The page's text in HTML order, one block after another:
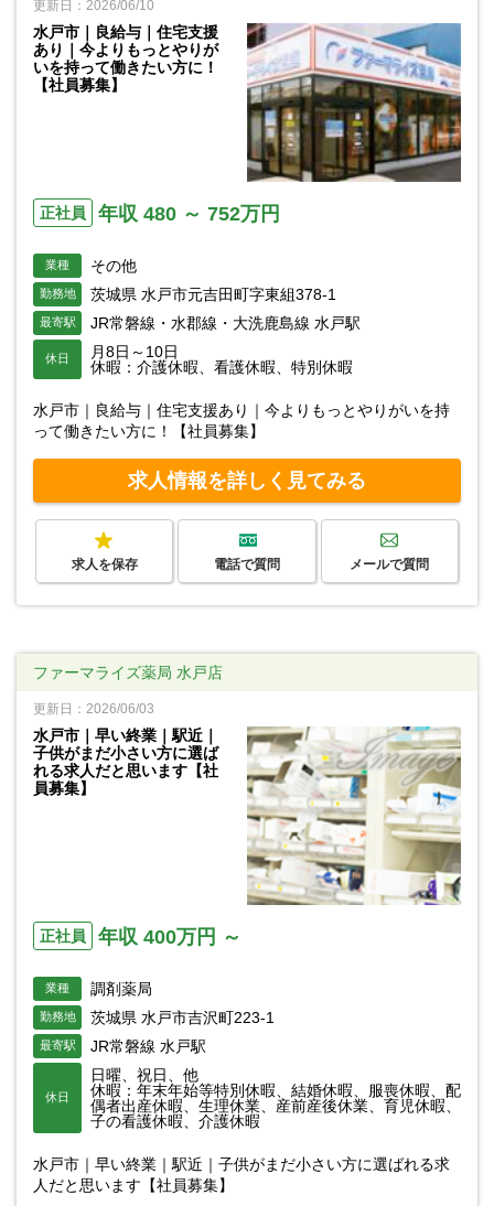
更新日：2026/06/10
水戸市｜良給与｜住宅支援
あり｜今よりもっとやりが
いを持って働きたい方に！
【社員募集】
正社員 年収 480 ～ 752万円
業種 その他
勤務地 茨城県 水戸市元吉田町字東組378-1
最寄駅 JR常磐線・水郡線・大洗鹿島線 水戸駅
休日
月8日～10日
休暇：介護休暇、看護休暇、特別休暇
水戸市｜良給与｜住宅支援あり｜今よりもっとやりがいを持
って働きたい方に！【社員募集】
求人情報を詳しく見てみる
求人を保存 電話で質問 メールで質問
ファーマライズ薬局 水戸店
更新日：2026/06/03
水戸市｜早い終業｜駅近｜
子供がまだ小さい方に選ば
れる求人だと思います【社
員募集】
正社員 年収 400万円 ～
業種 調剤薬局
勤務地 茨城県 水戸市吉沢町223-1
最寄駅 JR常磐線 水戸駅
休日
日曜、祝日、他
休暇：年末年始等特別休暇、結婚休暇、服喪休暇、配
偶者出産休暇、生理休業、産前産後休業、育児休暇、
子の看護休暇、介護休暇
水戸市｜早い終業｜駅近｜子供がまだ小さい方に選ばれる求
人だと思います【社員募集】